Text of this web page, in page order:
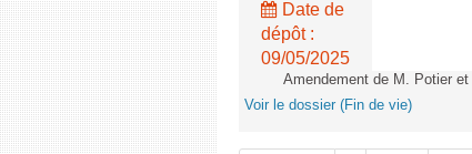
Date de
dépôt :
09/05/2025
Amendement de M. Potier
Voir le dossier (Fin de vie)